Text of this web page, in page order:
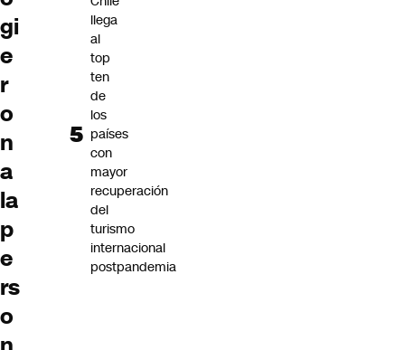
gi
e
r
o
n
a
la
p
e
rs
o
llega
al
top
ten
de
los
países
con
mayor
recuperación
del
turismo
internacional
postpandemia